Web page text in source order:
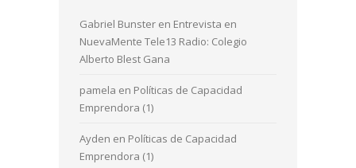
Gabriel Bunster en Entrevista en
NuevaMente Tele13 Radio: Colegio
Alberto Blest Gana
pamela en Políticas de Capacidad
Emprendora (1)
Ayden en Políticas de Capacidad
Emprendora (1)